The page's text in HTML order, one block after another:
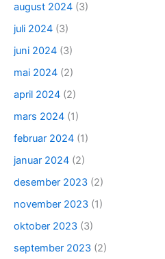
august 2024 (3)
juli 2024 (3)
juni 2024 (3)
mai 2024 (2)
april 2024 (2)
mars 2024 (1)
februar 2024 (1)
januar 2024 (2)
desember 2023 (2)
november 2023 (1)
oktober 2023 (3)
september 2023 (2)